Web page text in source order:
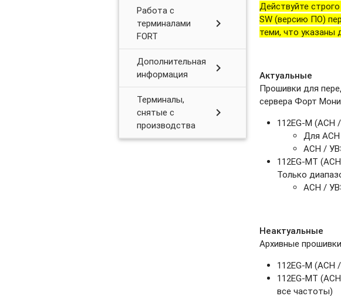
Работа с
терминалами
FORT
chevron_right
Дополнительная
информация
chevron_right
Терминалы,
снятые с
производства
chevron_right
Действуйте
SW (версию ПО)
теми, что указаны
Актуальные
Прошивки для
сервера Форт
112EG-M (АСН
Для АСН
АСН /
112EG-MT
Только
АСН /
Неактуальные
Архивные
112EG-M (АСН
112EG-MT
все частоты)